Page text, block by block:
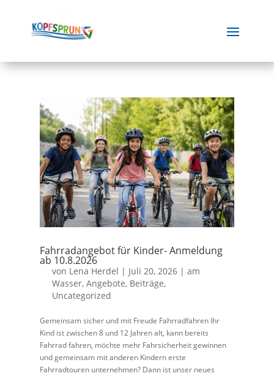
Fahrradangebot für Kinder- Anmeldung
ab 10.8.2026
von Lena Herdel | Juli 20, 2026| am
Wasser, Angebote, Beiträge,
Uncategorized
Gemeinsam sicher und mit Freude Fahrradfahren Ihr
Kind ist zwischen 8 und 12 Jahren alt, kann bereits
Fahrrad fahren, möchte mehr Fahrsicherheit gewinnen
und gemeinsam mit anderen Kindern erste
Fahrradtouren unternehmen? Dann ist unser neues